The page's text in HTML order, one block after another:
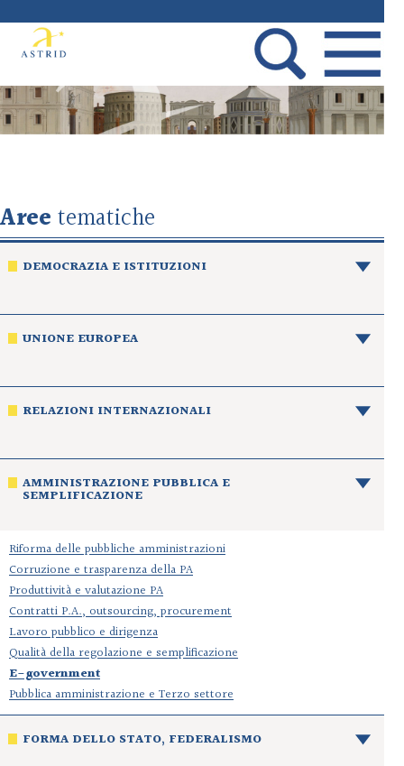
Areetematiche
DEMOCRAZIA E ISTITUZIONI
UNIONE EUROPEA
RELAZIONI INTERNAZIONALI
AMMINISTRAZIONE PUBBLICA E
SEMPLIFICAZIONE
Riforma delle pubbliche amministrazioni
Corruzione e trasparenza della PA
Produttività e valutazione PA
Contratti P.A., outsourcing, procurement
Lavoro pubblico e dirigenza
Qualità della regolazione e semplificazione
E-government
Pubblica amministrazione e Terzo settore
FORMA DELLO STATO, FEDERALISMO